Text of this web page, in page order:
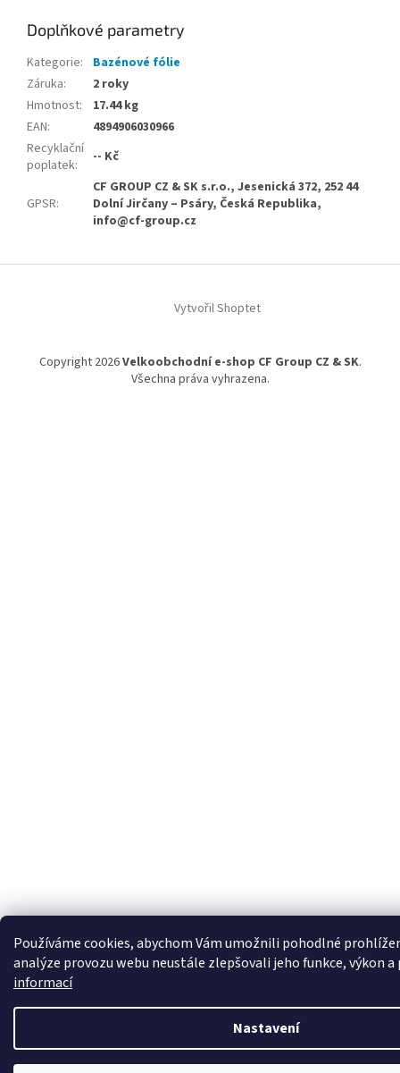
Používáme cookies, abychom Vám umožnili pohodlné
analýze provozu webu neustále zlepšovali jeho funkce, výkon
informací
Nastavení
Doplňkové parametry
Kategorie:
Bazénové fólie
Záruka:
2 roky
Hmotnost:
17.44 kg
EAN:
4894906030966
Recyklační
poplatek: -- Kč
GPSR:
CF GROUP CZ & SK s.r.o., Jesenická 372, 252 44
Dolní Jirčany – Psáry, Česká Republika,
info@cf-group.cz
Vytvořil Shoptet
Copyright 2026Velkoobchodní e-shop CF Group CZ & SK.
Všechna práva vyhrazena.